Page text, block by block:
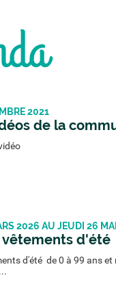
2021
de la
2026 AU JEUDI 26
vêtements d'été
d'été de 0 à 99 ans